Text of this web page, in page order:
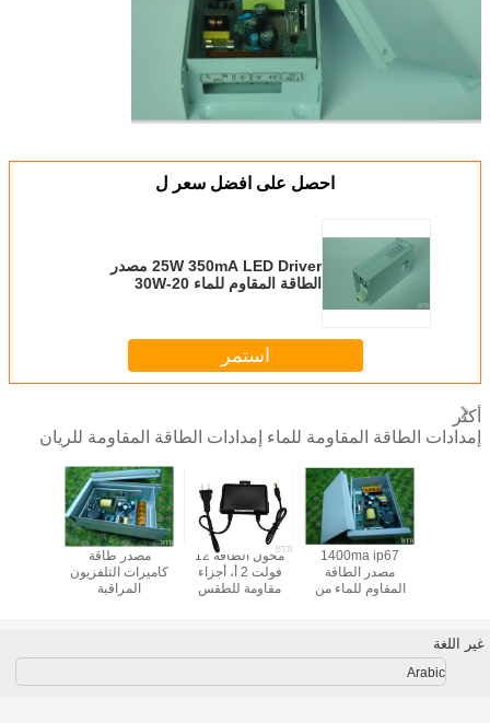
احصل على افضل سعر ل
25W 350mA LED Driver مصدر
الطاقة المقاوم للماء 20-30W
استمر
أكثر
إمدادات الطاقة المقاومة للماء إمدادات الطاقة المقاومة للريان
مصدر طاقة
كاميرات التلفزيون
المراقبة
محول الطاقة 12
فولت 2 أ، أجزاء
مقاومة للطقس
لكاميرات المراقبة
1400ma ip67
مصدر الطاقة
المقاوم للماء من
الإعلان
غير اللغة
Arabic